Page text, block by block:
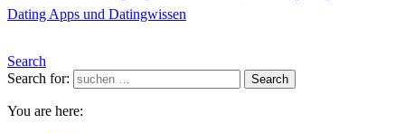
Search
Search for:
Search
You are here: